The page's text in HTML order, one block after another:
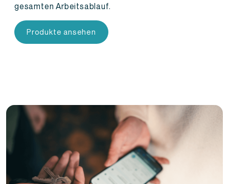
gesamten Arbeitsablauf.
Produkte ansehen